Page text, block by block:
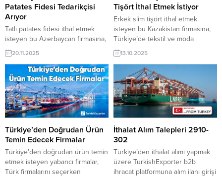
Patates Fidesi Tedarikçisi
Arıyor
Tatlı patates fidesi ithal etmek
isteyen bu Azerbaycan firmasına,
Türkiye’de fide üretimi ve tarımsal
üretim ürünleri ile patates fidesi
üreticisi veya tedarikçisi olan
ihracatçı firmalar teklif sunabilirler.
Yeni bir ihracat pazarı fırsatı olan
bu alım ilanının iletişim bilgilerine
TurkishExporter VIP üyeleri ile TE
üyelik kredisi sahibi ihracat
şirketleri erişebilmektedir. ➤...
20.11.2025
Tişört İthal Etmek İstiyor
Erkek slim tişört ithal etmek
isteyen bu Kazakistan firmasına,
Türkiye’de tekstil ve moda
ürünleri ile tişört üreticisi veya
tedarikçisi olan ihracatçı firmalar
teklif sunabilirler. Yeni bir ihracat
pazarı fırsatı olan bu alım ilanının
iletişim bilgilerine TurkishExporter
VIP üyeleri ile TE üyelik kredisi
sahibi ihracat şirketleri
erişebilmektedir. ➤ Bu ithalat
alım...
13.10.2025
Türkiye’den Doğrudan Ürün
Temin Edecek Firmalar
Türkiye’den doğrudan ürün temin
etmek isteyen yabancı firmalar,
Türk firmalarını seçerken
İthalat Alım Talepleri 2910-
302
Türkiye’den ithalat alımı yapmak
üzere TurkishExporter b2b
ihracat platformuna alım ilanı girişi